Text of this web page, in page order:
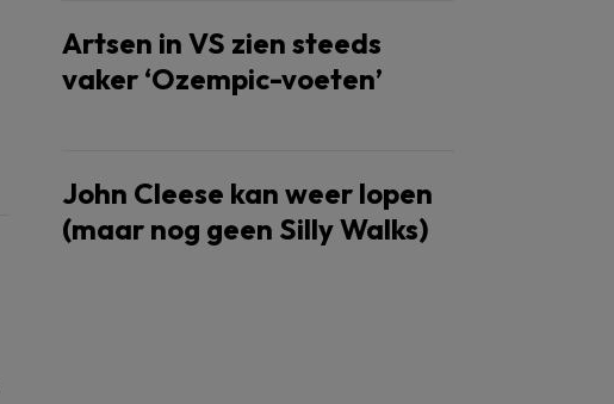
Artsen in VS zien steeds
vaker ‘Ozempic-voeten’
John Cleese kan weer lopen
(maar nog geen Silly Walks)